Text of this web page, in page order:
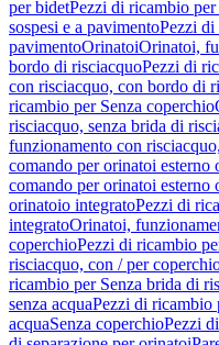
per bidetPezzi di ricambio
sospesi e a pavimentoPezzi di
pavimentoOrinatoiOrinatoi,
bordo di risciacquoPezzi di
con risciacquo, con bordo di
ricambio per Senza coperchio
risciacquo, senza brida di
funzionamento con
comando per orinatoi esterno
comando per orinatoi esterno
orinatoio integratoPezzi di
integratoOrinatoi,
coperchioPezzi di ricambio
risciacquo, con / per
ricambio per Senza brida di
senza acquaPezzi di ricambio
acquaSenza coperchioPezzi